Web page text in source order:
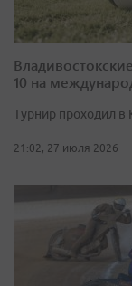
10 на
Турнир проходил в
21:02, 27 июля 2026